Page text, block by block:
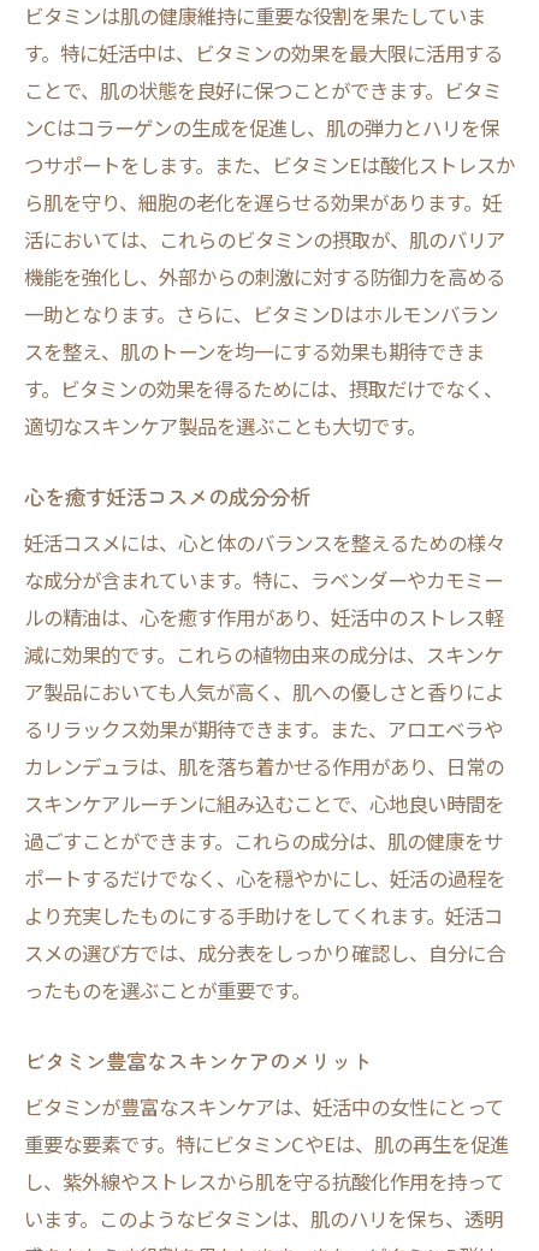
ビタミンは肌の健康維持に重要な役割を果たしていま
す。特に妊活中は、ビタミンの効果を最大限に活用する
ことで、肌の状態を良好に保つことができます。ビタミ
ンCはコラーゲンの生成を促進し、肌の弾力とハリを保
つサポートをします。また、ビタミンEは酸化ストレスか
ら肌を守り、細胞の老化を遅らせる効果があります。妊
活においては、これらのビタミンの摂取が、肌のバリア
機能を強化し、外部からの刺激に対する防御力を高める
一助となります。さらに、ビタミンDはホルモンバラン
スを整え、肌のトーンを均一にする効果も期待できま
す。ビタミンの効果を得るためには、摂取だけでなく、
適切なスキンケア製品を選ぶことも大切です。
心を癒す妊活コスメの成分分析
妊活コスメには、心と体のバランスを整えるための様々
な成分が含まれています。特に、ラベンダーやカモミー
ルの精油は、心を癒す作用があり、妊活中のストレス軽
減に効果的です。これらの植物由来の成分は、スキンケ
ア製品においても人気が高く、肌への優しさと香りによ
るリラックス効果が期待できます。また、アロエベラや
カレンデュラは、肌を落ち着かせる作用があり、日常の
スキンケアルーチンに組み込むことで、心地良い時間を
過ごすことができます。これらの成分は、肌の健康をサ
ポートするだけでなく、心を穏やかにし、妊活の過程を
より充実したものにする手助けをしてくれます。妊活コ
スメの選び方では、成分表をしっかり確認し、自分に合
ったものを選ぶことが重要です。
ビタミン豊富なスキンケアのメリット
ビタミンが豊富なスキンケアは、妊活中の女性にとって
重要な要素です。特にビタミンCやEは、肌の再生を促進
し、紫外線やストレスから肌を守る抗酸化作用を持って
います。このようなビタミンは、肌のハリを保ち、透明